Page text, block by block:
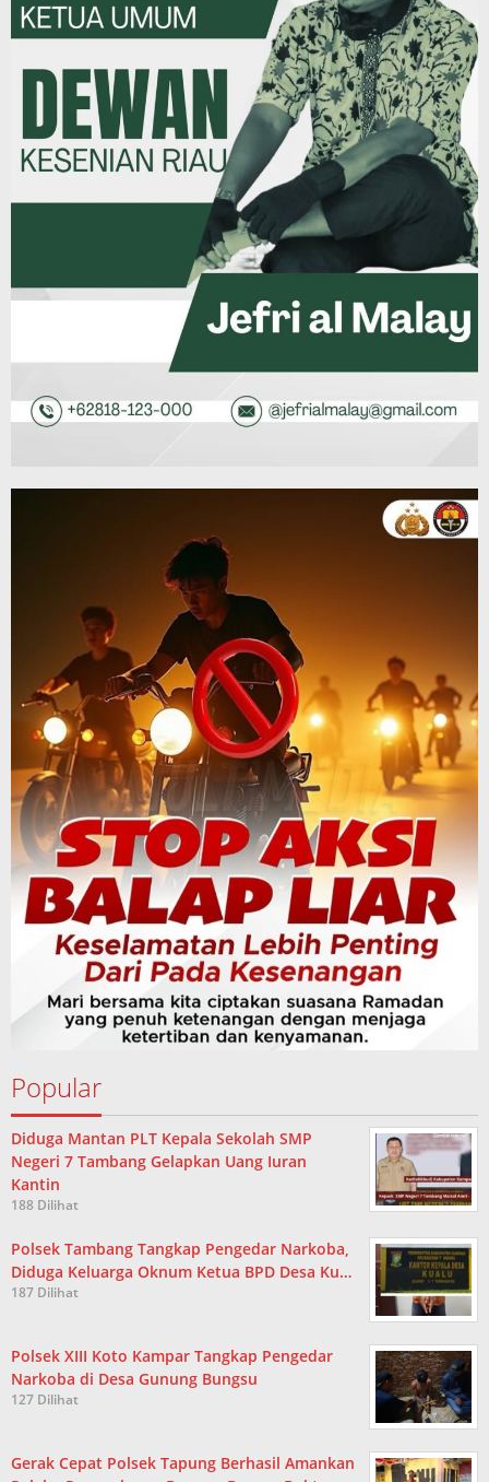
Popular
Diduga Mantan PLT Kepala Sekolah SMP
Negeri 7 Tambang Gelapkan Uang Iuran
Kantin
188 Dilihat
Polsek Tambang Tangkap Pengedar Narkoba,
Diduga Keluarga Oknum Ketua BPD Desa Ku…
187 Dilihat
Polsek XIII Koto Kampar Tangkap Pengedar
Narkoba di Desa Gunung Bungsu
127 Dilihat
Gerak Cepat Polsek Tapung Berhasil Amankan